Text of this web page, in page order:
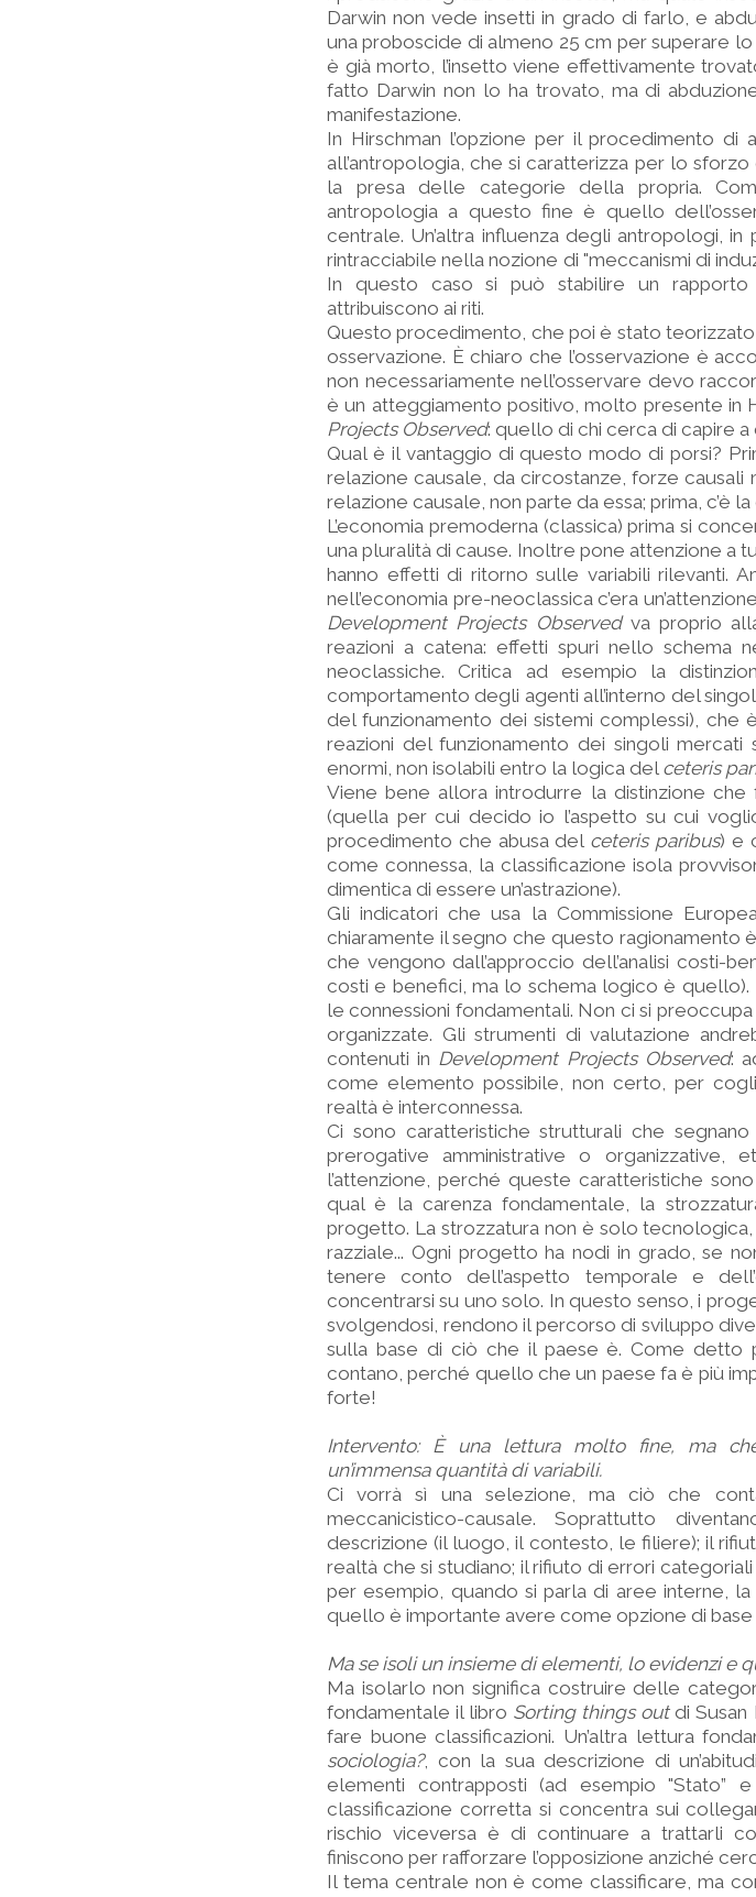
Darwin non vede insetti in grado di farlo, e
una proboscide di almeno 25 cm per superare lo
è già morto, l’insetto viene effettivamente
fatto Darwin non lo ha trovato, ma di
manifestazione.
In Hirschman l’opzione per il procedimento di
all’antropologia, che si caratterizza per lo
la presa delle categorie della propria.
antropologia a questo fine è quello
centrale. Un’altra influenza degli antropologi,
rintracciabile nella nozione di "meccanismi di
In questo caso si può stabilire un
attribuiscono ai riti.
Questo procedimento, che poi è stato
osservazione. È chiaro che l’osservazione è
non necessariamente nell’osservare devo
è un atteggiamento positivo, molto presente in
Projects Observed: quello di chi cerca di capire
Qual è il vantaggio di questo modo di porsi?
relazione causale, da circostanze, forze causali
relazione causale, non parte da essa; prima, c’è
L’economia premoderna (classica) prima si
una pluralità di cause. Inoltre pone attenzione a
hanno effetti di ritorno sulle variabili rilevanti.
nell’economia pre-neoclassica c’era
Development Projects Observedva proprio
reazioni a catena: effetti spuri nello schema
neoclassiche. Critica ad esempio la
comportamento degli agenti all’interno del
del funzionamento dei sistemi complessi),
reazioni del funzionamento dei singoli mercati
enormi, non isolabili entro la logica del ceteris
Viene bene allora introdurre la distinzione che
(quella per cui decido io l’aspetto su cui
procedimento che abusa del ceteris paribus) e
come connessa, la classificazione isola
dimentica di essere un’astrazione).
Gli indicatori che usa la Commissione
chiaramente il segno che questo ragionamento
che vengono dall’approccio dell’analisi costi-
costi e benefici, ma lo schema logico è
le connessioni fondamentali. Non ci si
organizzate. Gli strumenti di valutazione
contenuti in Development Projects Observed:
come elemento possibile, non certo, per
realtà è interconnessa.
Ci sono caratteristiche strutturali che
prerogative amministrative o
l’attenzione, perché queste caratteristiche
qual è la carenza fondamentale, la
progetto. La strozzatura non è solo
razziale... Ogni progetto ha nodi in grado, se
tenere conto dell’aspetto temporale e
concentrarsi su uno solo. In questo senso, i
svolgendosi, rendono il percorso di sviluppo
sulla base di ciò che il paese è. Come detto
contano, perché quello che un paese fa è più
forte!
Intervento: È una lettura molto fine, ma
un’immensa quantità di variabili.
Ci vorrà sì una selezione, ma ciò che
meccanicistico-causale. Soprattutto
descrizione (il luogo, il contesto, le filiere); il
realtà che si studiano; il rifiuto di errori
per esempio, quando si parla di aree interne,
quello è importante avere come opzione di
Ma se isoli un insieme di elementi, lo evidenzi e
Ma isolarlo non significa costruire delle
fondamentale il libro Sorting things outdi Susan
fare buone classificazioni. Un’altra lettura
sociologia?, con la sua descrizione di
elementi contrapposti (ad esempio "Stato”
classificazione corretta si concentra sui
rischio viceversa è di continuare a trattarli
finiscono per rafforzare l’opposizione anziché
Il tema centrale non è come classificare, ma